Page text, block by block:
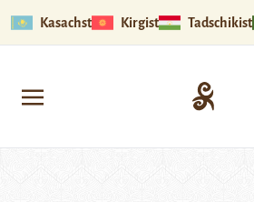
Kasachstan Kirgistan